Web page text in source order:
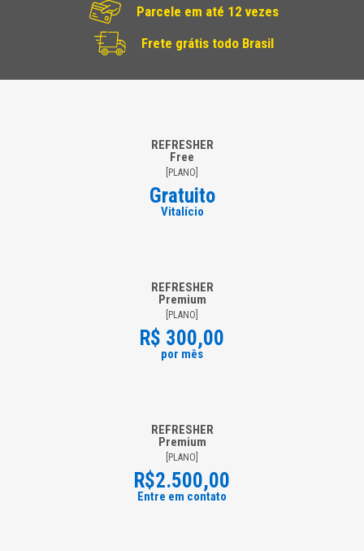
Parcele em até 12 vezes
Frete grátis todo Brasil
REFRESHER
Free
[PLANO]
Gratuito
Vitalício
REFRESHER
Premium
[PLANO]
R$ 300,00
por mês
REFRESHER
Premium
[PLANO]
R$2.500,00
Entre em contato